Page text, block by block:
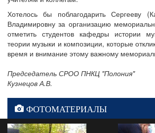
Хотелось бы поблагодарить Сергееву
Владимировну за организацию
отметить студентов кафедры истории
теории музыки и композиции, которые
время и внимание этому важному
Председатель СРОО ПНКЦ "Полония"
Кузнецов А.В.
ФОТОМАТЕРИАЛЫ